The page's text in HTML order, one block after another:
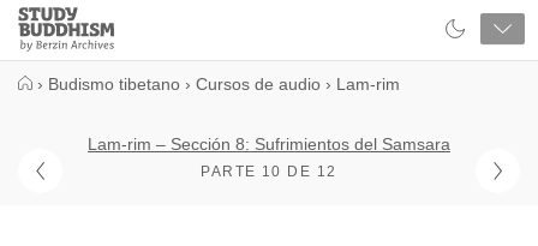
Close
Study
Buddhism
› Budismo tibetano › Cursos de audio › Lam-rim
Lam-rim – Sección 8: Sufrimientos del Samsara
PARTE 10 DE 12